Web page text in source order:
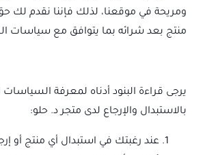
ومريحة في موقعنا، لذلك فإننا نقدم لك
منتج بعد شرائه بما يتوافق مع سياسات
يرجى قراءة البنود أدناه لمعرفة السياسات
بالاستبدال والإرجاع لدى متجر د. حلو:
عند رغبتك في استبدال أي منتج أو